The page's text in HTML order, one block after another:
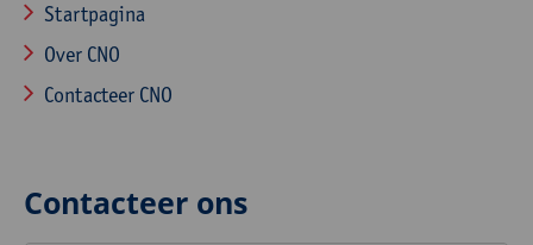
Startpagina
Over CNO
Contacteer CNO
Contacteer ons